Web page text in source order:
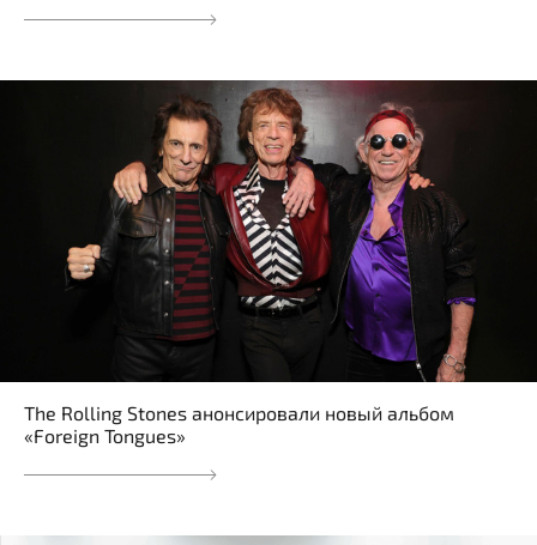
The Rolling Stones анонсировали новый альбом
«Foreign Tongues»